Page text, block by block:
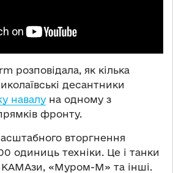
розповідала, як кілька
десантники
навалу на одному з
фронту.
вторгнення
одиниць техніки. Це і танки
КАМАзи, «Муром-М» та інші.